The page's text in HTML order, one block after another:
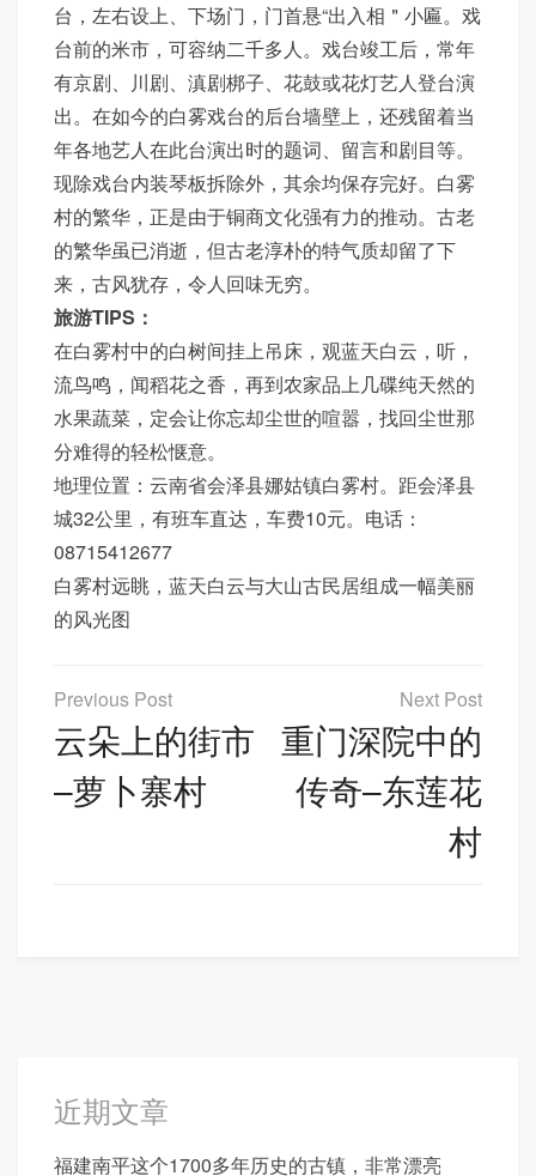
台，左右设上、下场门，门首悬“出入相＂小匾。戏
台前的米市，可容纳二千多人。戏台竣工后，常年
有京剧、川剧、滇剧梆子、花鼓或花灯艺人登台演
出。在如今的白雾戏台的后台墙壁上，还残留着当
年各地艺人在此台演出时的题词、留言和剧目等。
现除戏台内装琴板拆除外，其余均保存完好。白雾
村的繁华，正是由于铜商文化强有力的推动。古老
的繁华虽已消逝，但古老淳朴的特气质却留了下
来，古风犹存，令人回味无穷。
旅游TIPS：
在白雾村中的白树间挂上吊床，观蓝天白云，听，
流鸟鸣，闻稻花之香，再到农家品上几碟纯天然的
水果蔬菜，定会让你忘却尘世的喧嚣，找回尘世那
分难得的轻松惬意。
地理位置：云南省会泽县娜姑镇白雾村。距会泽县
城32公里，有班车直达，车费10元。电话：
08715412677
白雾村远眺，蓝天白云与大山古民居组成一幅美丽
的风光图
文
章
导
航
云朵上的街市
–萝卜寨村
重门深院中的
传奇–东莲花
村
近期文章
福建南平这个1700多年历史的古镇，非常漂亮